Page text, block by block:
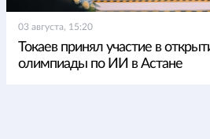
03 августа, 15:20
Токаев принял участие в
олимпиады по ИИ в Астане